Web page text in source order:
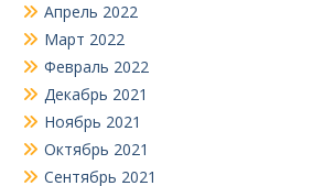
Апрель 2022
Март 2022
Февраль 2022
Декабрь 2021
Ноябрь 2021
Октябрь 2021
Сентябрь 2021